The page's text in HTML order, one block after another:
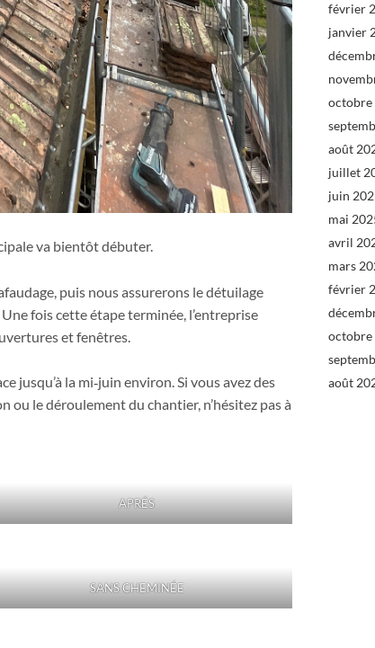
va bientôt débuter.
puis nous assurerons le détuilage
fois cette étape terminée, l’entreprise
et fenêtres.
jusqu’à la mi‑juin environ. Si vous avez des
le déroulement du chantier, n’hésitez pas à
APRÉS
SANS CHEMINÉE
février
janvier
octobre
août
juillet
juin
mai
avril
mars
février
octobre
août